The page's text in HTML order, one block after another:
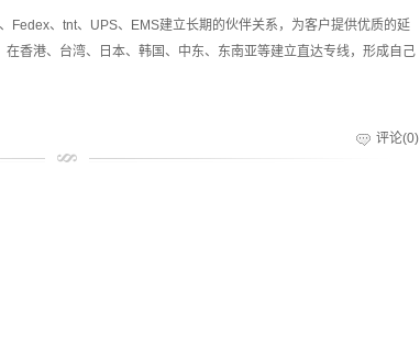
Fedex、tnt、UPS、EMS建立长期的伙伴关系，为客户提供优质的延
香港、台湾、日本、韩国、中东、东南亚等建立直达专线，形成自己
评论(0)